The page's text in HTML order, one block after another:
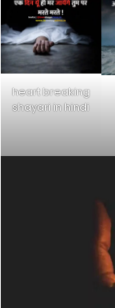
heart breaking
shayari in hindi